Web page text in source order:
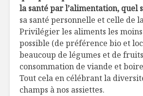
la santé par l’alimentation, quel
sa santé personnelle et celle de
Privilégier les aliments les
possible (de préférence bio et
beaucoup de légumes et de
consommation de viande et
Tout cela en célébrant la
champs à nos assiettes.